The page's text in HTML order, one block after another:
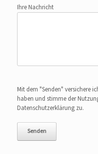
Ihre Nachricht
Mit dem "Senden" versichere
haben und stimme der
Datenschutzerklärung zu.